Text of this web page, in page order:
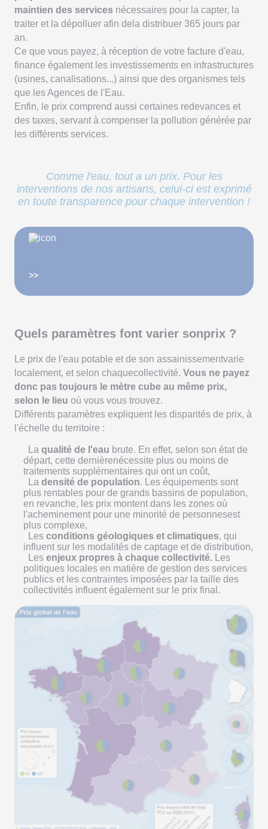
maintien des services nécessaires pour la capter, la
traiter et la dépolluer afin dela distribuer 365 jours par
an.
Ce que vous payez, à réception de votre facture d'eau,
finance également les investissements en infrastructures
(usines, canalisations...) ainsi que des organismes tels
que les Agences de l'Eau.
Enfin, le prix comprend aussi certaines redevances et
des taxes, servant à compenser la pollution générée par
les différents services.
Comme l'eau, tout a un prix. Pour les
interventions de nos artisans, celui-ci est exprimé
en toute transparence pour chaque intervention !
>>
Quels paramètres font varier sonprix ?
Le prix de l'eau potable et de son assainissementvarie
localement, et selon chaquecollectivité. Vous ne payez
donc pas toujours le mètre cube au même prix,
selon le lieu où vous vous trouvez.
Différents paramètres expliquent les disparités de prix, à
l'échelle du territoire :
La qualité de l'eau brute. En effet, selon son état de
départ, cette dernièrenécessite plus ou moins de
traitements supplémentaires qui ont un coût,
La densité de population. Les équipements sont
plus rentables pour de grands bassins de population,
en revanche, les prix montent dans les zones où
l'acheminement pour une minorité de personnesest
plus complexe,
Les conditions géologiques et climatiques, qui
influent sur les modalités de captage et de distribution,
Les enjeux propres à chaque collectivité. Les
politiques locales en matière de gestion des services
publics et les contraintes imposées par la taille des
collectivités influent également sur le prix final.